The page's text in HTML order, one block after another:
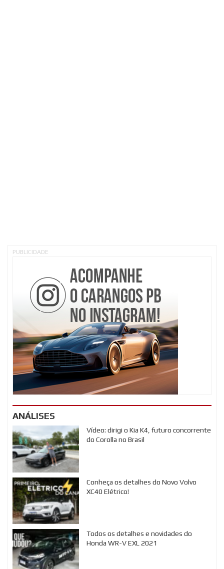
PUBLICIDADE
ANÁLISES
Vídeo: dirigi o Kia K4, futuro concorrente
do Corolla no Brasil
Conheça os detalhes do Novo Volvo
XC40 Elétrico!
Todos os detalhes e novidades do
Honda WR-V EXL 2021